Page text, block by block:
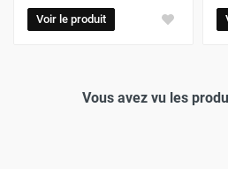
Voir le produit
Vous avez vu les